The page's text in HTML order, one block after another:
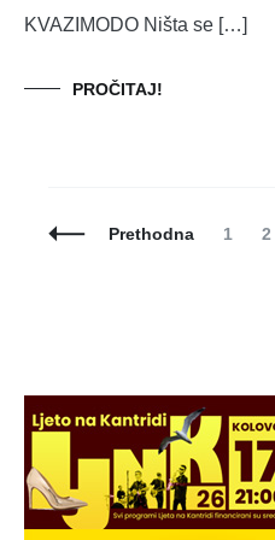
KVAZIMODO Ništa se […]
PROČITAJ!
Posts
Prethodna Page
1 2